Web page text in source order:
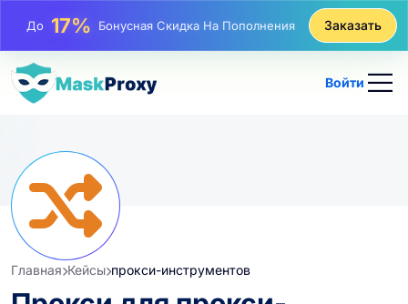
До25%Скидка На Статические Покупки IP
До81%
Заказать
Войти
Главная Кейсы прокси-инструментов